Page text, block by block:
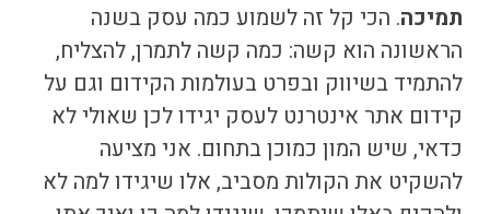
תמיכה. הכי קל זה לשמוע כמה עסק בשנה
הראשונה הוא קשה: כמה קשה לתמרן, להצליח,
להתמיד בשיווק ובפרט בעולמות הקידום וגם על
קידום אתר אינטרנט לעסק יגידו לכן שאולי לא
כדאי, שיש המון כמוכן בתחום. אני מציעה
להשקיט את הקולות מסביב, אלו שיגידו למה לא